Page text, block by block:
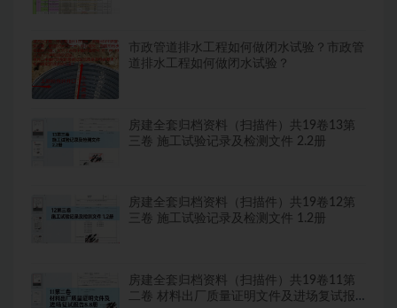
市政管道排水工程如何做闭水试验？市政管
道排水工程如何做闭水试验？
房建全套归档资料（扫描件）共19卷13第
三卷 施工试验记录及检测文件 2.2册
房建全套归档资料（扫描件）共19卷12第
三卷 施工试验记录及检测文件 1.2册
房建全套归档资料（扫描件）共19卷11第
二卷 材料出厂质量证明文件及进场复试报